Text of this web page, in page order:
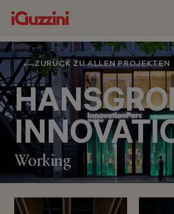
ZURÜCK ZU ALLEN PROJEKTEN
Working